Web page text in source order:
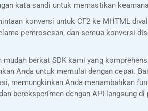
kata sandi untuk memastikan
konversi untuk CF2 ke MHTML
pemrosesan, dan semua konversi
berkat SDK kami yang
Anda untuk memulai dengan cepat.
memungkinkan Anda menambahkan
bereksperimen dengan API langsung